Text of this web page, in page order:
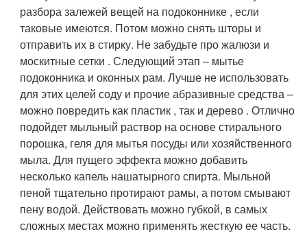
разбора залежей вещей на подоконнике , если
таковые имеются. Потом можно снять шторы и
отправить их в стирку. Не забудьте про жалюзи и
москитные сетки . Следующий этап – мытье
подоконника и оконных рам. Лучше не использовать
для этих целей соду и прочие абразивные средства –
можно повредить как пластик , так и дерево . Отлично
подойдет мыльный раствор на основе стирального
порошка, геля для мытья посуды или хозяйственного
мыла. Для пущего эффекта можно добавить
несколько капель нашатырного спирта. Мыльной
пеной тщательно протирают рамы, а потом смывают
пену водой. Действовать можно губкой, в самых
сложных местах можно применять жесткую ее часть.